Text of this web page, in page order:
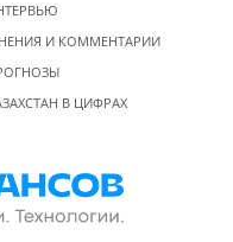
И КОММЕНТАРИИ
В ЦИФРАХ